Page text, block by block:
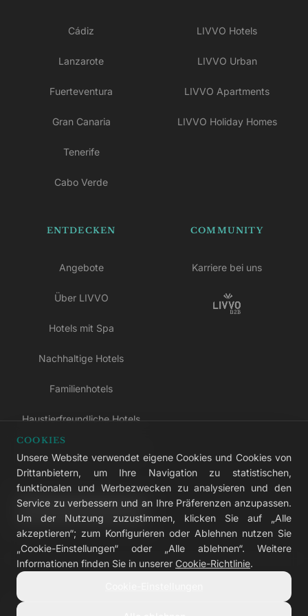
Cádiz
Lanzarote
Fuerteventura
Gran Canaria
Tenerife
Cabo Verde
LIVVO Hotels
LIVVO Urban
LIVVO Apartments
LIVVO Holiday Homes
ENTDECKEN
Angebote
Über LIVVO
Hotels mit Spa
Nachhaltige Hotels
Familienhotels
Haustierfreundliche Hotels
All-inclusive-Hotels
LIVVO Plus
COMMUNITY
Karriere bei uns
COOKIES
Unsere Website verwendet eigene Cookies und Cookies von
Drittanbietern, um Ihre Navigation zu statistischen,
funktionalen und Werbezwecken zu analysieren und den
Service zu verbessern und an Ihre Präferenzen anzupassen.
Um der Nutzung zuzustimmen, klicken Sie auf „Alle
akzeptieren“; zum Konfigurieren oder Ablehnen nutzen Sie
„Cookie-Einstellungen“ oder „Alle ablehnen“. Weitere
Informationen finden Sie in unserer Cookie-Richtlinie.